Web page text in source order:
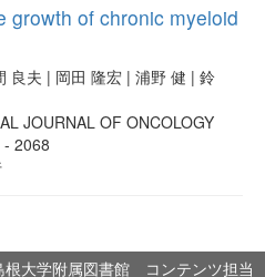
growth of chronic myeloid
良夫 | 岡田 隆宏 | 浦野 健 | 鈴
JOURNAL OF ONCOLOGY
2068
根大学附属図書館 コンテンツ担当